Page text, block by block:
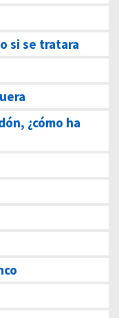
si se tratara
¿cómo ha